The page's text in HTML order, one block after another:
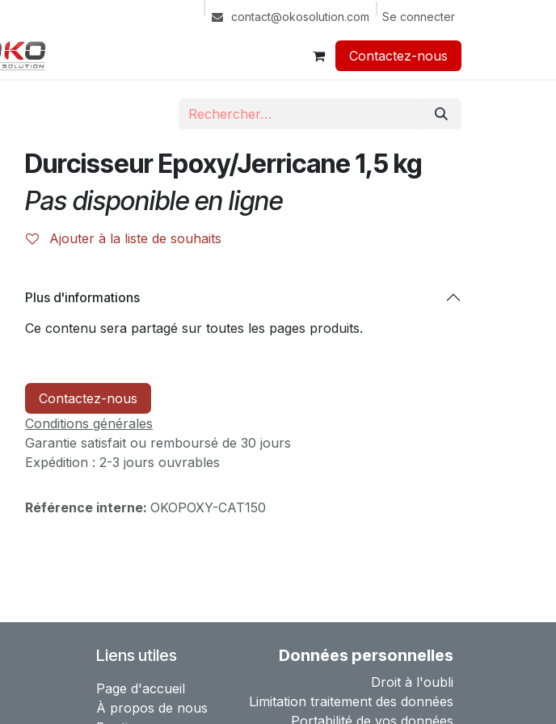
contact@okosolution.com Se connecter
Contactez-nous​​
Durcisseur Epoxy/Jerricane 1,5 kg
Pas disponible en ligne
Ajouter à la liste de souhaits
Plus d'informations
Ce contenu sera partagé sur toutes les pages produits.
Contactez-nous
Conditions générales
Garantie satisfait ou remboursé de 30 jours
Expédition : 2-3 jours ouvrables
Référence interne: OKOPOXY-CAT150
Données personnelles
Droit à l'oubli
Limitation traitement des données
Liens utiles
Page d'accueil
À propos de nous